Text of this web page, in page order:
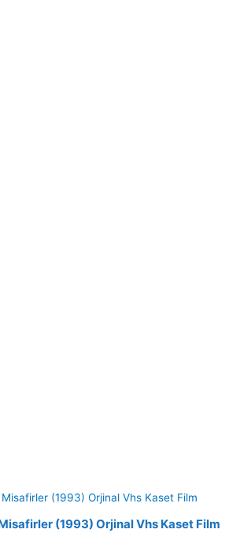
(1993) Orjinal Vhs Kaset Film